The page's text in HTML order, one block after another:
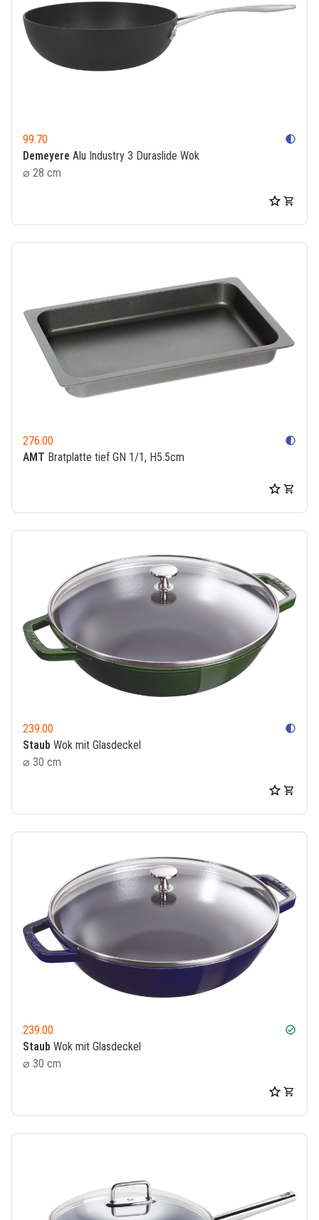
99.70 contrast
Demeyere Alu Industry 3 Duraslide Wok
⌀ 28 cm
276.00 contrast
AMT Bratplatte tief GN 1/1, H5.5cm
239.00 contrast
Staub Wok mit Glasdeckel
⌀ 30 cm
239.00 check_circle
Staub Wok mit Glasdeckel
⌀ 30 cm